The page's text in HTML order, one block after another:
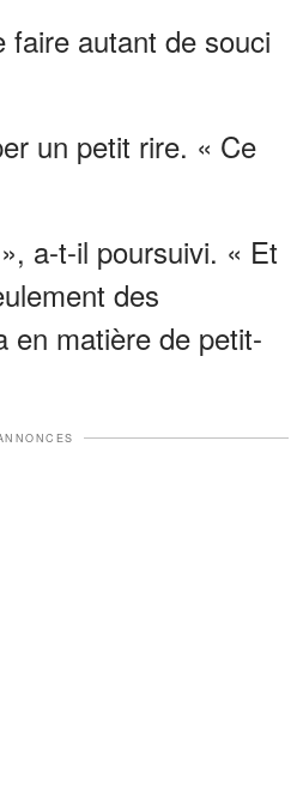
faire autant de souci
un petit rire. « Ce
a-t-il poursuivi. « Et
des
en matière de petit-